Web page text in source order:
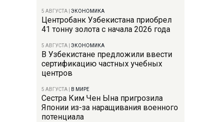
5 АВГУСТА ЭКОНОМИКА
Центробанк Узбекистана приобрел
41 тонну золота с начала 2026 года
5 АВГУСТА ЭКОНОМИКА
В Узбекистане предложили ввести
сертификацию частных учебных
центров
5 АВГУСТА В МИРЕ
Сестра Ким Чен Ына пригрозила
Японии из-за наращивания военного
потенциала